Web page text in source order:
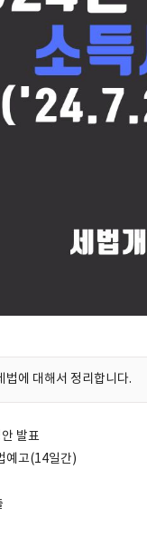
에 대해서 정리합니다.
발표
예고(14일간)